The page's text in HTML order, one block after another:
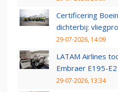
Certificering
dichterbij:
29-07-2026, 14:09
LATAM Airlines
Embraer E195-E2
29-07-2026, 13:34